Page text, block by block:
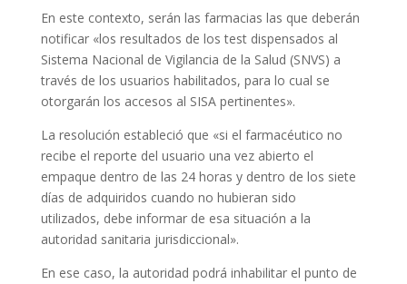
En este contexto, serán las farmacias las que deberán
notificar «los resultados de los test dispensados al
Sistema Nacional de Vigilancia de la Salud (SNVS) a
través de los usuarios habilitados, para lo cual se
otorgarán los accesos al SISA pertinentes».
La resolución estableció que «si el farmacéutico no
recibe el reporte del usuario una vez abierto el
empaque dentro de las 24 horas y dentro de los siete
días de adquiridos cuando no hubieran sido
utilizados, debe informar de esa situación a la
autoridad sanitaria jurisdiccional».
En ese caso, la autoridad podrá inhabilitar el punto de